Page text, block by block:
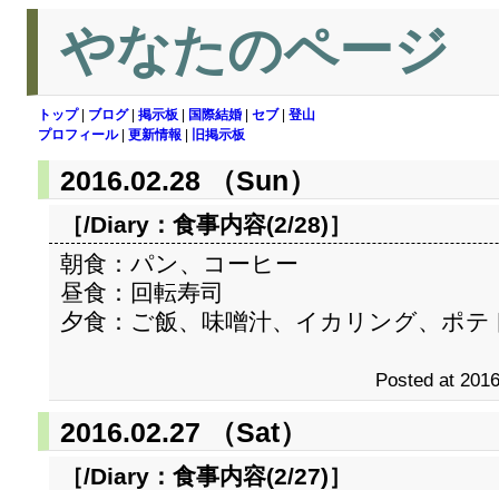
やなたのページ
トップ| ブログ| 掲示板 国際結婚 セブ| 登山
プロフィール| 更新情報 旧掲示板
2016.02.28 （Sun）
［/Diary： 食事内容(2/28)］
朝食：パン、コーヒー
昼食：回転寿司
夕食：ご飯、味噌汁、イカリング、ポテ
Posted at
2016.02.27 （Sat）
［/Diary： 食事内容(2/27)］